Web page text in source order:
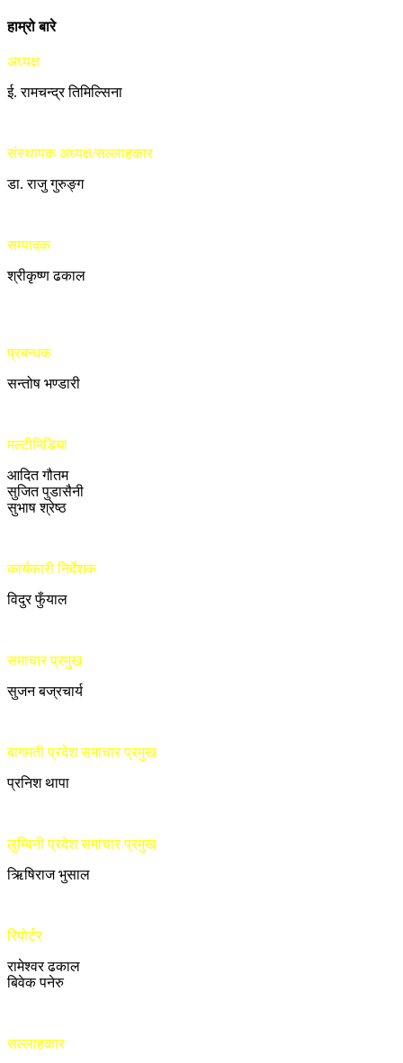
हाम्रो बारे
अध्यक्ष
ई. रामचन्द्र तिमिल्सिना
संस्थापक अध्यक्ष/सल्लाहकार
डा. राजु गुरुङ्ग
सम्पादक
श्रीकृष्ण ढकाल
प्रबन्धक
सन्तोष भण्डारी
मल्टीमिडिया
आदित गौतम
सुजित पुडासैनी
सुभाष श्रेष्ठ
कार्यकारी निर्देशक
विदुर फुँयाल
समाचार प्रमुख
सुजन बज्रचार्य
बागमती प्रदेश समाचार प्रमुख
प्रनिश थापा
लुम्बिनी प्रदेश समाचार प्रमुख
ऋिषिराज भुसाल
रिपोर्टर
रामेश्वर ढकाल
बिवेक पनेरु
सल्लाहकार